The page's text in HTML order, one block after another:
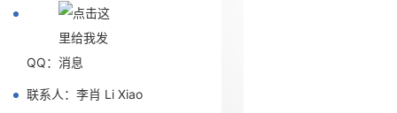
QQ：
联系人：李肖 Li Xiao